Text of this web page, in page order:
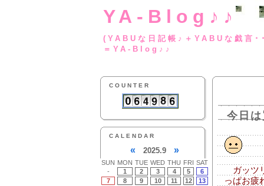
YA-Blog♪♪
(YABUな日記帳♪
＝YA-Blog♪♪
COUNTER
CALENDAR
« 2025.9 »
SUN MON TUE WED THU FRI SAT
-
1 2 3 4 5
6
7
8 9 10 11 12
13
今日
ガッツ
っぱお疲